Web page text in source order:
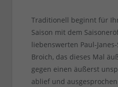
Traditionell beginnt für
Saison mit dem
liebenswerten Paul-
Broich, das dieses Mal
gegen einen äußerst
ablief und